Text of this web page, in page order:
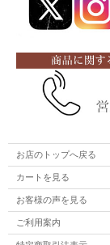
お店のトップへ戻る
カートを見る
お客様の声を見る
ご利用案内